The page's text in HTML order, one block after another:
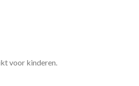
voor kinderen.